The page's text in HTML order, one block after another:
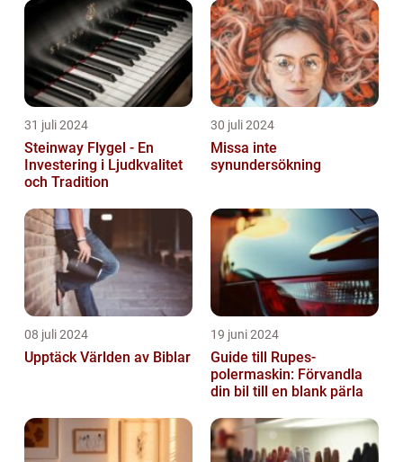
31 juli 2024
Steinway Flygel - En
Investering i Ljudkvalitet
och Tradition
30 juli 2024
Missa inte
synundersökning
08 juli 2024
Upptäck Världen av Biblar
19 juni 2024
Guide till Rupes-
polermaskin: Förvandla
din bil till en blank pärla